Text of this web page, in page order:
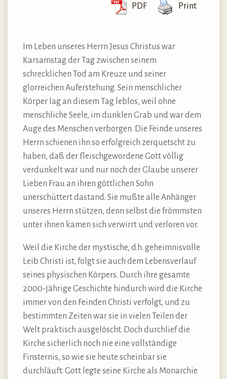
PDF Print
Im Leben unseres Herrn Jesus Christus war
Karsamstag der Tag zwischen seinem
schrecklichen Tod am Kreuze und seiner
glorreichen Auferstehung. Sein menschlicher
Körper lag an diesem Tag leblos, weil ohne
menschliche Seele, im dunklen Grab und war dem
Auge des Menschen verborgen. Die Feinde unseres
Herrn schienen ihn so erfolgreich zerquetscht zu
haben, daß der fleischgewordene Gott völlig
verdunkelt war und nur noch der Glaube unserer
Lieben Frau an ihren göttlichen Sohn
unerschüttert dastand. Sie mußte alle Anhänger
unseres Herrn stützen, denn selbst die frömmsten
unter ihnen kamen sich verwirrt und verloren vor.
Weil die Kirche der mystische, d.h. geheimnisvolle
Leib Christi ist, folgt sie auch dem Lebensverlauf
seines physischen Körpers. Durch ihre gesamte
2000-jährige Geschichte hindurch wird die Kirche
immer von den Feinden Christi verfolgt, und zu
bestimmten Zeiten war sie in vielen Teilen der
Welt praktisch ausgelöscht. Doch durchlief die
Kirche sicherlich noch nie eine vollständige
Finsternis, so wie sie heute scheinbar sie
durchläuft. Gott legte seine Kirche als Monarchie